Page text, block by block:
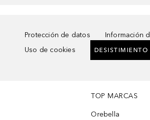
Protección de datos Información
Uso de cookies
TOP MARCAS
Orebella